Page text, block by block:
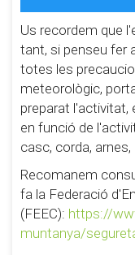
Us recordem que
tant, si penseu fer
totes les
meteorològic,
preparat l'activitat,
en funció de
casc, corda, arnes,
Recomanem
fa la Federació
(FEEC): https://
muntanya/